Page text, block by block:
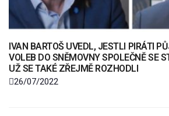
IVAN BARTOŠ UVEDL, JESTLI PIRÁTI
VOLEB DO SNĚMOVNY SPOLEČNĚ SE
UŽ SE TAKÉ ZŘEJMĚ ROZHODLI
26/07/2022